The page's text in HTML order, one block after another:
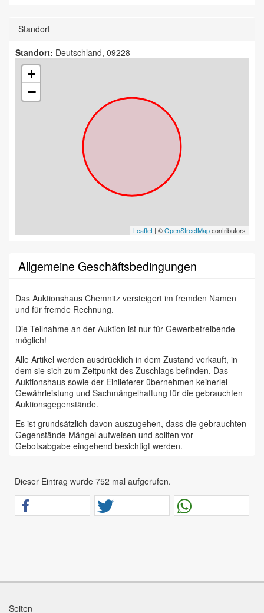
Standort
Standort: Deutschland, 09228
+
−
Leaflet | ©OpenStreetMapcontributors
Allgemeine Geschäftsbedingungen
Das Auktionshaus Chemnitz versteigert im fremden Namen
und für fremde Rechnung.
Die Teilnahme an der Auktion ist nur für Gewerbetreibende
möglich!
Alle Artikel werden ausdrücklich in dem Zustand verkauft, in
dem sie sich zum Zeitpunkt des Zuschlags befinden. Das
Auktionshaus sowie der Einlieferer übernehmen keinerlei
Gewährleistung und Sachmängelhaftung für die gebrauchten
Auktionsgegenstände.
Es ist grundsätzlich davon auszugehen, dass die gebrauchten
Gegenstände Mängel aufweisen und sollten vor
Gebotsabgabe eingehend besichtigt werden.
dass sämtliche zum Verkauf stehende Artikel ungeprüft sind.
Bei allen zum Verkauf stehenden Fahrzeugen und Maschinen
ist davon auszugehen, dass diese bereits einen nicht
unerheblichen Vorschaden erlitten haben.
Wir weisen eindringlich darauf hin, dass Gebote nur
einverstanden sind und diese bedingungslos akzeptieren.
Dieser Eintrag wurde 752 mal aufgerufen.
Seiten